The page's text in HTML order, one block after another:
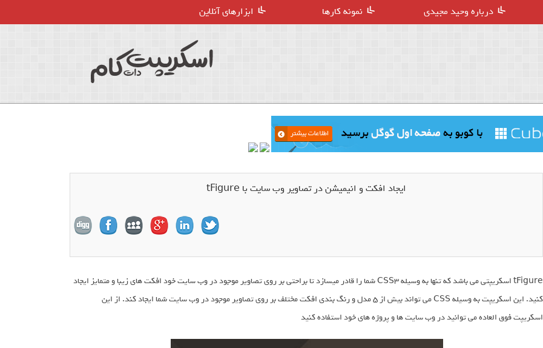
درباره وحید مجیدی نمونه کارها ابزارهای آنلاین
ایجاد افکت و انیمیشن در تصاویر وب سایت با tFigure
tFigure اسکریپتی می باشد که تنها به وسیله CSS3 شما را قادر میسازد تا براحتی بر روی تصاویر موجود در وب سایت خود افکت های زیبا و متمایز ایجاد
کنید. این اسکریپت به وسیله CSS می تواند بیش از 5 مدل و رنگ بندی افکت مختلف بر روی تصاویر موجود در وب سایت شما ایجاد کند. از این
اسکریپت فوق العاده می توانید در وب سایت ها و پروژه های خود استفاده کنید